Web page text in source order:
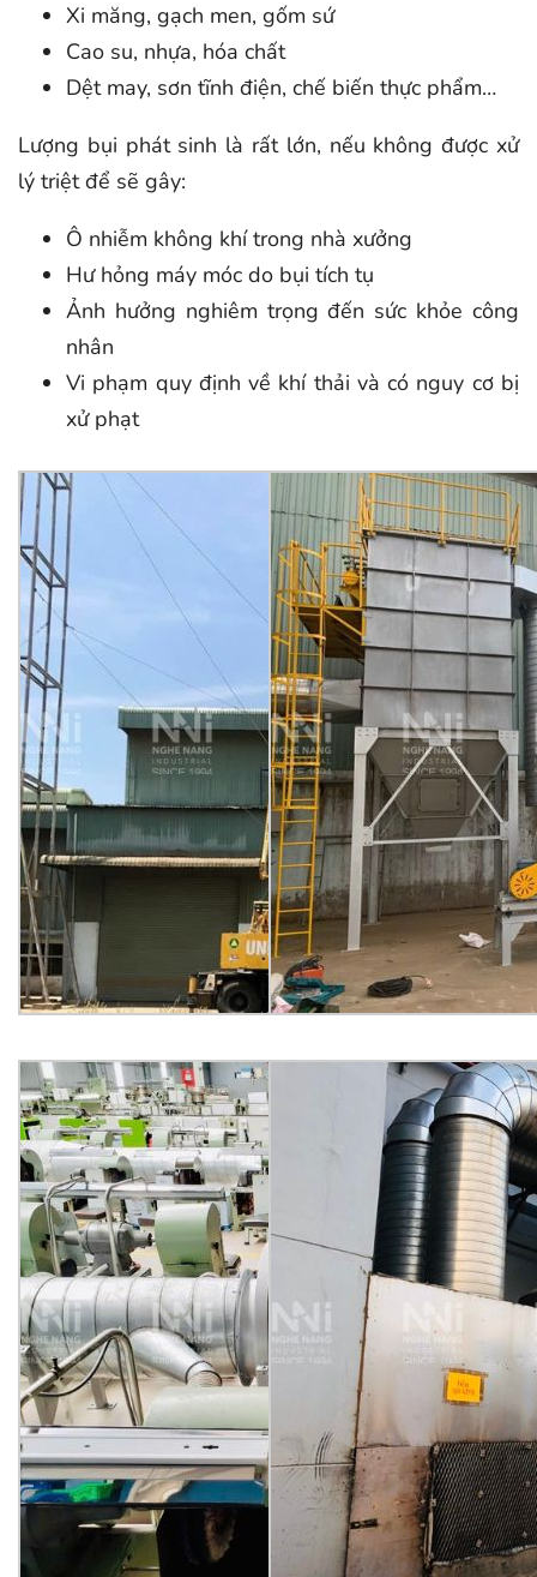
Xi măng, gạch men, gốm sứ
Cao su, nhựa, hóa chất
Dệt may, sơn tĩnh điện, chế biến thực phẩm…
Lượng bụi phát sinh là rất lớn, nếu không được xử
lý triệt để sẽ gây:
Ô nhiễm không khí trong nhà xưởng
Hư hỏng máy móc do bụi tích tụ
Ảnh hưởng nghiêm trọng đến sức khỏe công
nhân
Vi phạm quy định về khí thải và có nguy cơ bị
xử phạt